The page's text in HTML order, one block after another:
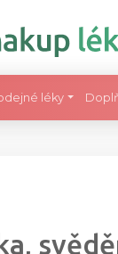
léky